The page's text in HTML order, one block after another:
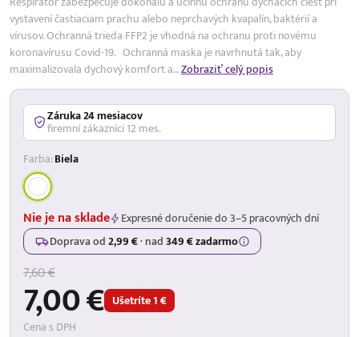
vystavení častiaciam prachu alebo neprchavých kvapalín, baktérií a
vírusov. Ochranná trieda FFP2 je vhodná na ochranu proti novému
koronavírusu Covid-19. Ochranná maska je navrhnutá tak, aby
maximalizovala dychový komfort a…Zobraziť celý popis
Záruka 24 mesiacov
firemní zákazníci 12 mes.
Farba:Biela
Nie je na sklade
Expresné doručenie do 3–5 pracovných dní
Doprava od2,99 €·nad349 € zadarmo
7,60 €
7,00 € Ušetríte 1 €
Cena s DPH